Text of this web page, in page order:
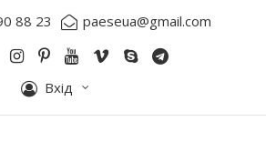
88 23 paeseua@gmail.com
Вхід